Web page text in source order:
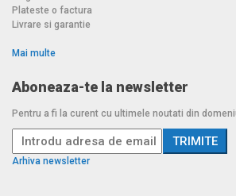
Plateste o factura
Livrare si garantie
Mai multe
Aboneaza-te la newsletter
Pentru a fi la curent cu ultimele noutati din
Arhiva newsletter